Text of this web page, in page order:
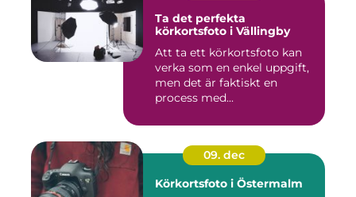
Ta det perfekta
körkortsfoto i Vällingby
Att ta ett körkortsfoto kan
verka som en enkel uppgift,
men det är faktiskt en
process med...
09. dec
Körkortsfoto i Östermalm